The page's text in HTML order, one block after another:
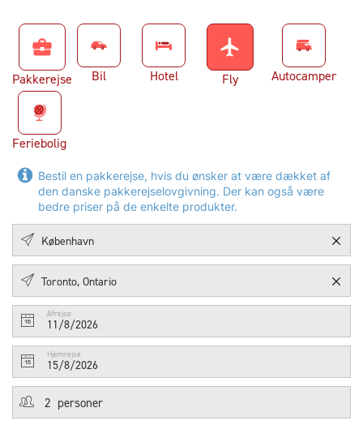
business_center
Pakkerejse Bil Hotel
flight
Fly Autocamper
Feriebolig
Bestil en pakkerejse, hvis du ønsker at være dækket af
den danske pakkerejselovgivning. Der kan også være
bedre priser på de enkelte produkter.
Afrejse
11/8/2026
Hjemrejse
15/8/2026